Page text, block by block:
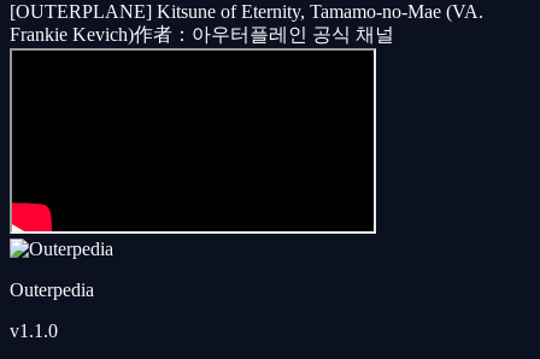
[OUTERPLANE] Kitsune of Eternity, Tamamo-no-Mae (VA.
Frankie Kevich)作者：아우터플레인 공식 채널
Outerpedia
v1.1.0